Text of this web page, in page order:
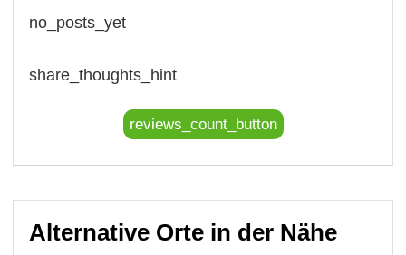
no_posts_yet
share_thoughts_hint
reviews_count_button
Alternative Orte in der Nähe